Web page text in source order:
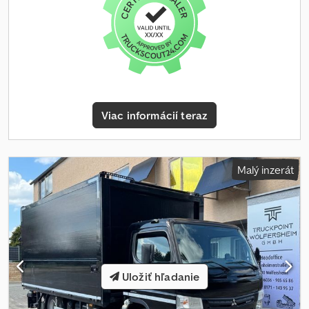
iba podnikateľom a na export.!!!! Fg-8129 !!!!Kľúčové číslo 191 !!!!!
Skúšobná jazda/kontrolná jazda na TÜV, Dekra alebo Iveco možná
!!!!! TÜV na želanie nové !!!!! Dsdpeyy Ewbofx Acmeck
Viac informácií teraz
Malý inzerát
Uložiť hľadanie